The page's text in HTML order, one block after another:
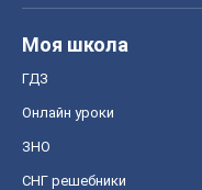
Моя школа
ГДЗ
Онлайн уроки
ЗНО
СНГ решебники